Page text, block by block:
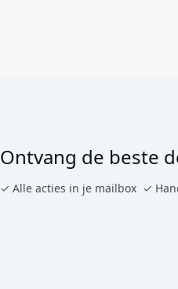
Ontvang de beste
✓ Alle acties in je mailbox ✓